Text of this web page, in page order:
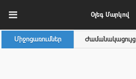
Օլեգ Մարկով
Միջոցառումներ Ժամանակացույց